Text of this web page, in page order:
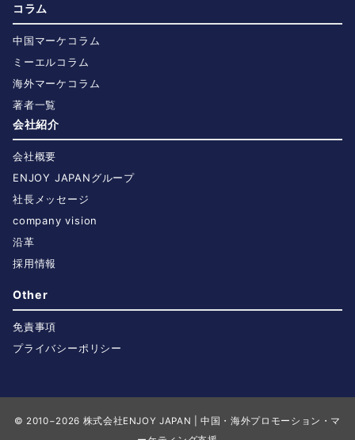
コラム
中国マーケコラム
ミーエルコラム
海外マーケコラム
著者一覧
会社紹介
会社概要
ENJOY JAPANグループ
社長メッセージ
company vision
沿革
採用情報
Other
免責事項
プライバシーポリシー
© 2010−2026 株式会社ENJOY JAPAN | 中国・海外プロモーション・マ